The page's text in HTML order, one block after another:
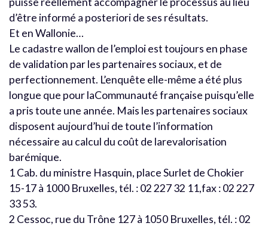
d’être informé a posteriori de ses résultats.
Et en Wallonie…
Le cadastre wallon de l’emploi est toujours en phase
de validation par les partenaires sociaux, et de
perfectionnement. L’enquête elle-même a été plus
longue que pour laCommunauté française puisqu’elle
a pris toute une année. Mais les partenaires sociaux
disposent aujourd’hui de toute l’information
nécessaire au calcul du coût de larevalorisation
barémique.
1 Cab. du ministre Hasquin, place Surlet de Chokier
15-17 à 1000 Bruxelles, tél. : 02 227 32 11,fax : 02 227
33 53.
2 Cessoc, rue du Trône 127 à 1050 Bruxelles, tél. : 02